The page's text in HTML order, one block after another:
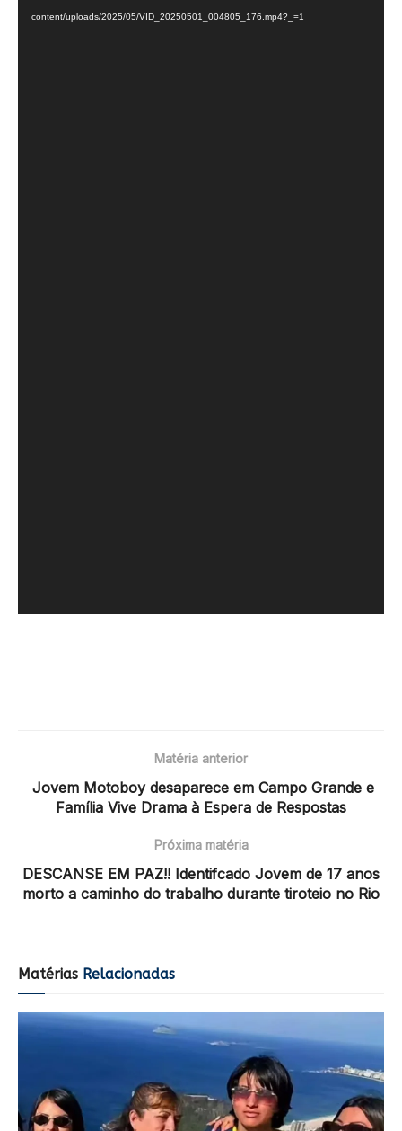
content/uploads/2025/05/VID_20250501_004805_176.mp4?_=1
Matéria anterior
Jovem Motoboy desaparece em Campo Grande e
Família Vive Drama à Espera de Respostas
Próxima matéria
DESCANSE EM PAZ!! Identifcado Jovem de 17 anos
morto a caminho do trabalho durante tiroteio no Rio
Matérias Relacionadas